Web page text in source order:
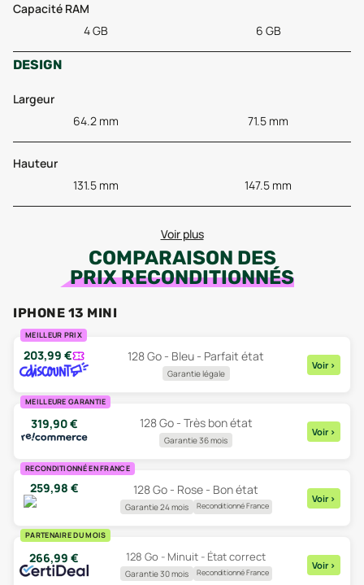
Capacité RAM
4 GB
6 GB
DESIGN
Largeur
64.2 mm
71.5 mm
Hauteur
131.5 mm
147.5 mm
Voir plus
COMPARAISON DES
PRIX RECONDITIONNÉS
IPHONE 13 MINI
MEILLEUR PRIX
203,99 € 128 Go - Bleu - Parfait état
Garantie légale
Voir >
MEILLEURE GARANTIE
319,90€ 128 Go - Très bon état
Garantie 36 mois
Voir >
RECONDITIONNÉ EN FRANCE
259,98 € 128 Go - Rose - Bon état
Garantie 24 mois Reconditionné France
Voir >
PARTENAIRE DU MOIS
266,99 € 128 Go - Minuit - État correct
Garantie 30 mois Reconditionné France
Voir >